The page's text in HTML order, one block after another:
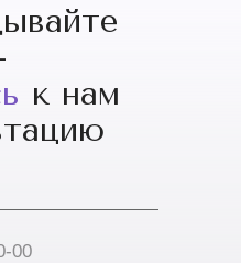
к нам